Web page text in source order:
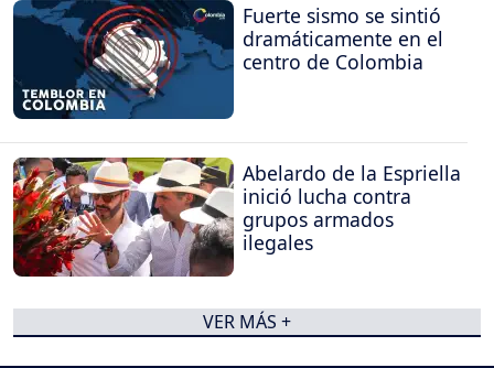
Fuerte sismo se sintió
dramáticamente en el
centro de Colombia
Abelardo de la Espriella
inició lucha contra
grupos armados
ilegales
VER MÁS +